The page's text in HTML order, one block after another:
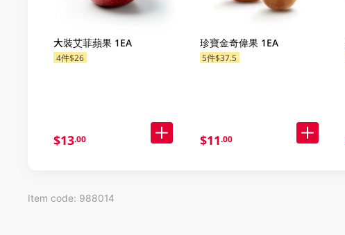
大裝艾菲蘋果 1EA
4件$26
$13.00
珍寶金奇偉果 1EA
5件$37.5
$11.00
Item code: 988014